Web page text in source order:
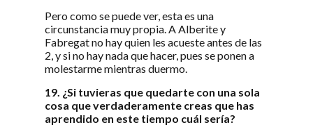
Pero como se puede ver, esta es una
circunstancia muy propia. A Alberite y
Fabregat no hay quien les acueste antes de las
2, y si no hay nada que hacer, pues se ponen a
molestarme mientras duermo.
19. ¿Si tuvieras que quedarte con una sola
cosa que verdaderamente creas que has
aprendido en este tiempo cuál sería?